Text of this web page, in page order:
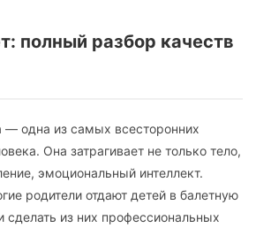
полный разбор качеств
— одна из самых всесторонних
Она затрагивает не только тело,
эмоциональный интеллект.
родители отдают детей в балетную
из них профессиональных